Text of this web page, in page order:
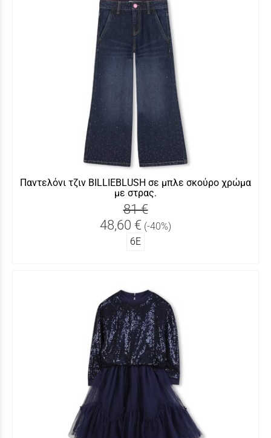
Παντελόνι τζιν BILLIEBLUSH σε μπλε σκούρο χρώμα
με στρας.
81 €
48,60 € (-40%)
6Ε